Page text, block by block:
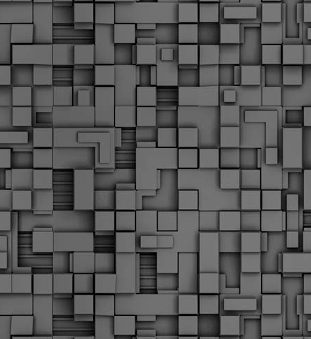
εργασιών από εργολαβικά
συνεργεία και οι οποίες
αφορούσαν εκτέλεση
εργασιών χωρίς νόμιμη
σήμανση και στην απόθεση
υλικών – εργαλείων εκτός του
προβλεπόμενου εργοταξίου.